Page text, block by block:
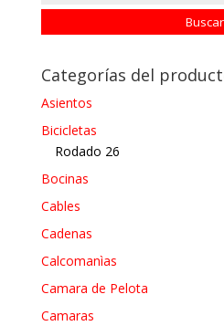
por:
Buscar
Categorías del
Asientos
Bicicletas
Rodado 26
Bocinas
Cables
Cadenas
Calcomanìas
Camara de Pelota
Camaras